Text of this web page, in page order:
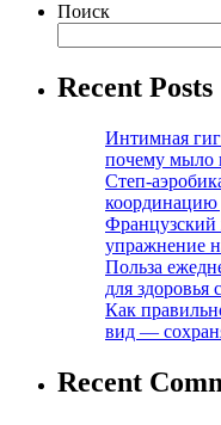
Поиск
Recent Posts
Интимная
почему мыло
Степ-
упражнение
Польза
для здоровья
Как
вид —
Recent